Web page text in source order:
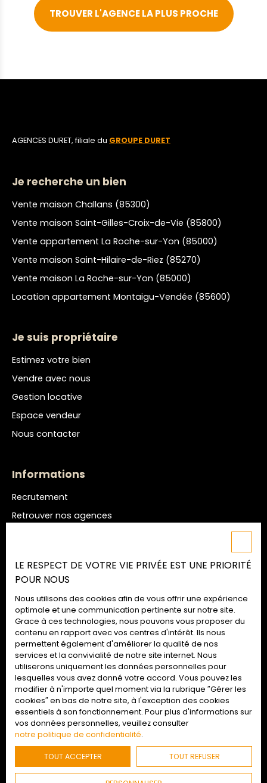
TROUVER L'AGENCE LA PLUS PROCHE
AGENCES DURET, filiale du GROUPE DURET
Je recherche un bien
Vente maison Challans (85300)
Vente maison Saint-Gilles-Croix-de-Vie (85800)
Vente appartement La Roche-sur-Yon (85000)
Vente maison Saint-Hilaire-de-Riez (85270)
Vente maison La Roche-sur-Yon (85000)
Location appartement Montaigu-Vendée (85600)
Je suis propriétaire
Estimez votre bien
Vendre avec nous
Gestion locative
Espace vendeur
Nous contacter
Informations
Recrutement
Retrouver nos agences
Politique de confidentialité
Gérer les cookies
Propulsé par
02 52 09 72 74
Retrouvez-nous en agences
© 2022 - Agences Duret : Tous droits réservés
LE RESPECT DE VOTRE VIE PRIVÉE EST UNE PRIORITÉ
POUR NOUS
Nous utilisons des cookies afin de vous offrir une expérience
optimale et une communication pertinente sur notre site.
Grace à ces technologies, nous pouvons vous proposer du
contenu en rapport avec vos centres d'intérêt. Ils nous
permettent également d'améliorer la qualité de nos
services et la convivialité de notre site internet. Nous
utiliserons uniquement les données personnelles pour
lesquelles vous avez donné votre accord. Vous pouvez les
modifier à n'importe quel moment via la rubrique ″Gérer les
cookies″ en bas de notre site, à l'exception des cookies
essentiels à son fonctionnement. Pour plus d'informations sur
vos données personnelles, veuillez consulter
notre politique de confidentialité.
TOUT ACCEPTER TOUT REFUSER